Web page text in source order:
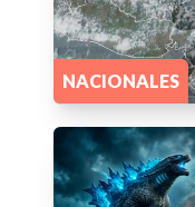
NACIONALES